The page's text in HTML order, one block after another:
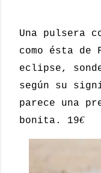
Una pulsera
como ésta
eclipse,
según su
parece una
bonita. 19€